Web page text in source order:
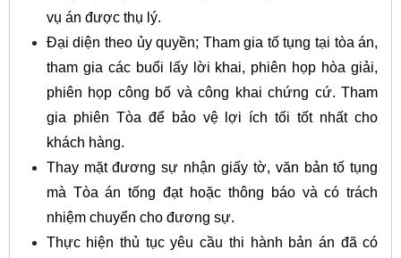
vụ án được thụ lý.
Đại diện theo ủy quyền; Tham gia tố tụng tại tòa án,
tham gia các buổi lấy lời khai, phiên họp hòa giải,
phiên họp công bố và công khai chứng cứ. Tham
gia phiên Tòa để bảo vệ lợi ích tối tốt nhất cho
khách hàng.
Thay mặt đương sự nhận giấy tờ, văn bản tố tụng
mà Tòa án tống đạt hoặc thông báo và có trách
nhiệm chuyển cho đương sự.
Thực hiện thủ tục yêu cầu thi hành bản án đã có